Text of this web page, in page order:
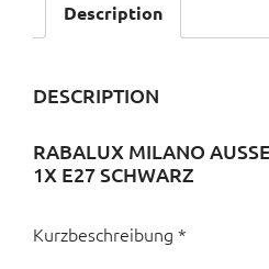
Description
DESCRIPTION
RABALUX MILANO
X E27 SCHWARZ
Kurzbeschreibung *